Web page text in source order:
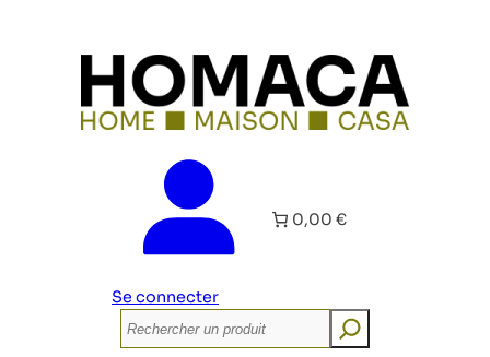
Se connecter
0,00 €